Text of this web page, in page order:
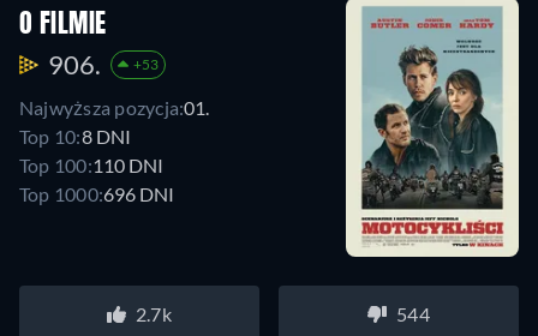
O FILMIE
906. +53
Najwyższa pozycja:01.
Top 10:8 DNI
Top 100:110 DNI
Top 1000:696 DNI
2.7k 544